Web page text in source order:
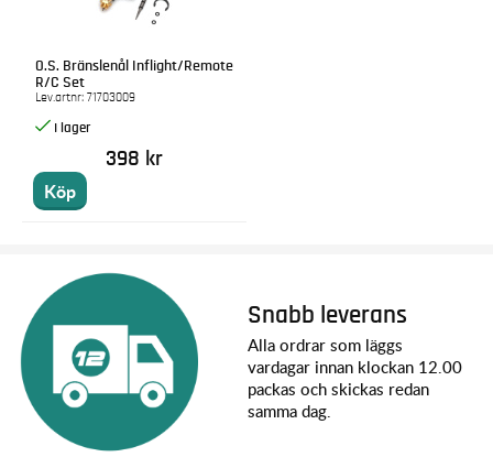
O.S. Bränslenål Inflight/Remote
R/C Set
Lev.artnr: 71703009
398 kr
Köp
Snabb leverans
Alla ordrar som läggs
vardagar innan klockan 12.00
packas och skickas redan
samma dag.